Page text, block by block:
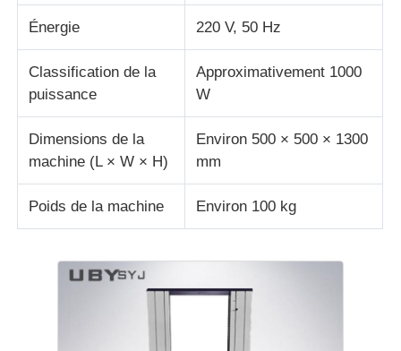
Énergie 220 V, 50 Hz
Classification de la
puissance
Approximativement 1000
W
Dimensions de la
machine (L × W × H)
Environ 500 × 500 × 1300
mm
Poids de la machine Environ 100 kg